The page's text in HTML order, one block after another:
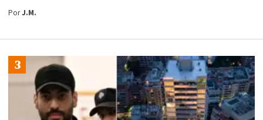
PorJ.M.